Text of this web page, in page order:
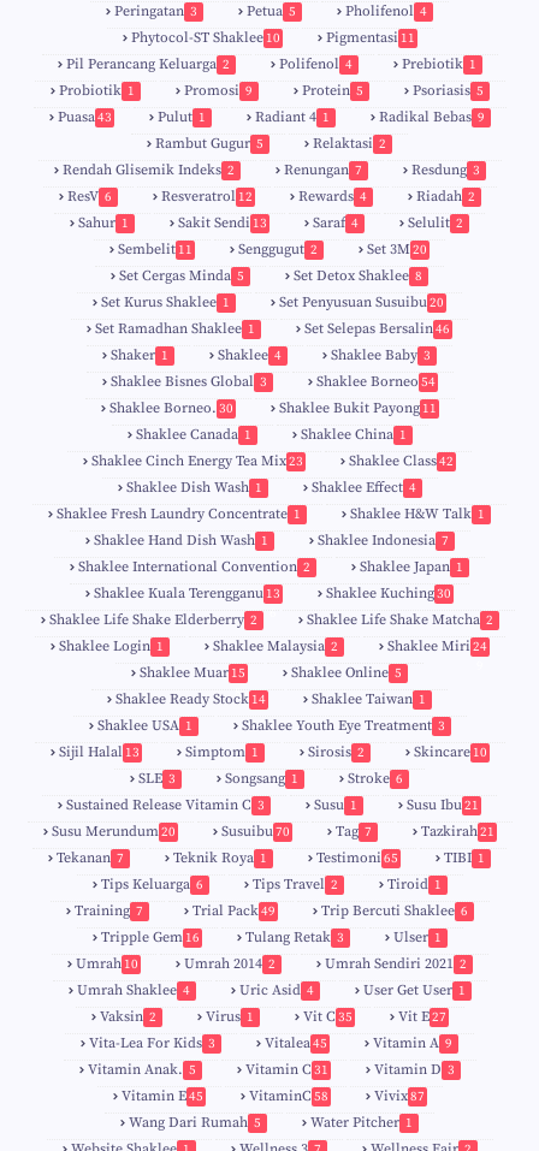
Peringatan 3 Petua 5 Pholifenol 4
Phytocol-ST Shaklee 10 Pigmentasi 11
Pil Perancang Keluarga 2 Polifenol 4 Prebiotik 1
Probiotik 1 Promosi 9 Protein 5 Psoriasis 5
Puasa43 Pulut 1 Radiant 4 1 Radikal Bebas 9
Rambut Gugur 5 Relaktasi 2
Rendah Glisemik Indeks 2 Renungan 7 Resdung 3
ResV 6 Resveratrol 12 Rewards 4 Riadah 2
Sahur 1 Sakit Sendi 13 Saraf 4 Selulit 2
Sembelit 11 Senggugut 2 Set 3M20
Set Cergas Minda 5 Set Detox Shaklee 8
Set Kurus Shaklee 1 Set Penyusuan Susuibu20
Set Ramadhan Shaklee 1 Set Selepas Bersalin46
Shaker 1 Shaklee 4 Shaklee Baby 3
Shaklee Bisnes Global 3 Shaklee Borneo 54
Shaklee Borneo. 30 Shaklee Bukit Payong 11
Shaklee Canada 1 Shaklee China 1
Shaklee Cinch Energy Tea Mix23 Shaklee Class42
Shaklee Dish Wash 1 Shaklee Effect 4
Shaklee Fresh Laundry Concentrate 1 Shaklee H&W Talk 1
Shaklee Hand Dish Wash 1 Shaklee Indonesia 7
Shaklee International Convention 2 Shaklee Japan 1
Shaklee Kuala Terengganu 13
Shaklee Kuching30
Shaklee Life Shake Elderberry 2 Shaklee Life Shake Matcha 2
Shaklee Login 1 Shaklee Malaysia 2 Shaklee Miri 24
Shaklee Muar 15
8
Shaklee Online 5
Shaklee Ready Stock 14 Shaklee Taiwan 1
Shaklee USA 1 Shaklee Youth Eye Treatment 3
Sijil Halal 13 Simptom 1 Sirosis 2 Skincare 10
SLE 3 Songsang 1 Stroke 6
Sustained Release Vitamin C 3 Susu 1 Susu Ibu21
0
Susu Merundum20
Susuibu70 Tag 7 Tazkirah21
7
Tekanan 7 Teknik Roya 1 Testimoni 65
5
TIBI 1
Tips Keluarga 6 Tips Travel 2 Tiroid 1
Training 7 Trial Pack49 Trip Bercuti Shaklee 6
Tripple Gem 16 Tulang Retak 3 Ulser 1
Umrah 10 Umrah 2014 2 Umrah Sendiri 2021 2
Umrah Shaklee 4 Uric Asid 4 User Get User 1
Vaksin 2 Virus 1 Vit C 35 Vit E27
Vita-Lea For Kids 3 Vitalea45 Vitamin A 9
Vitamin Anak. 5 Vitamin C 31 Vitamin D 3
Vitamin E45 VitaminC 58 Vivix87
Wang Dari Rumah 5 Water Pitcher 1